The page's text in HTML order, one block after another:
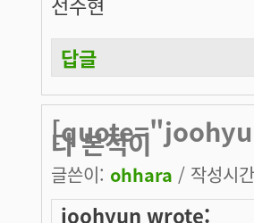
답글
다 본적이
글쓴이: ohhara / 작성시
joohyun wrote: